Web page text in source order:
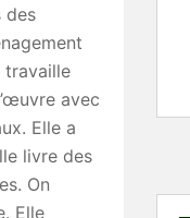
des
travaille
avec
Elle a
livre des
On
Elle